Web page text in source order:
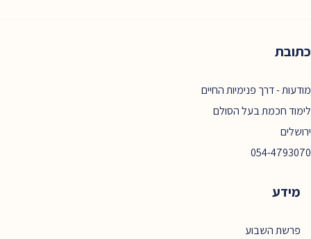
כתובת
מודעות - דרך פנימיות החיים
לימוד חכמת בעל הסולם
ירושלים
054-4793070
מידע
פרשת השבוע